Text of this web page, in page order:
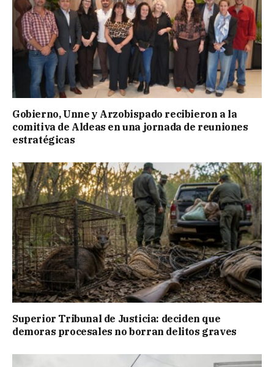
Gobierno, Unne y Arzobispado recibieron a la
comitiva de Aldeas en una jornada de reuniones
estratégicas
Superior Tribunal de Justicia: deciden que
demoras procesales no borran delitos graves